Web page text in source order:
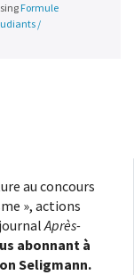
Formule
/
au concours
», actions
Après-
abonnant à
Seligmann.